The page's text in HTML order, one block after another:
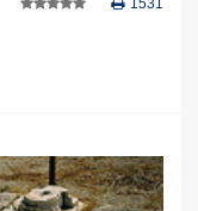
1531